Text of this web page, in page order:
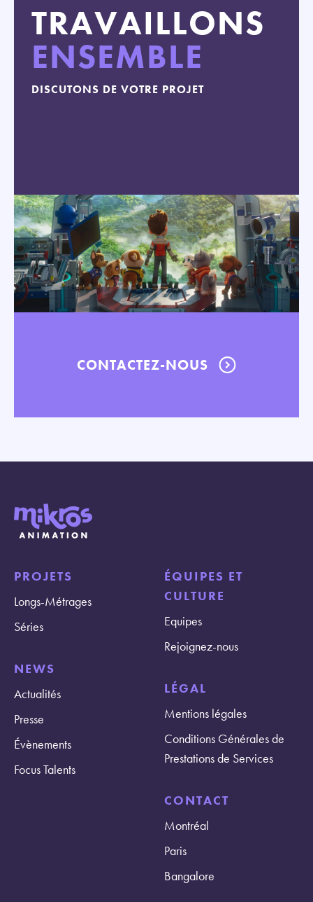
TRAVAILLONS
ENSEMBLE
DISCUTONS DE VOTRE PROJET
CONTACTEZ-NOUS
PROJETS
Longs-Métrages
Séries
NEWS
Actualités
Presse
Évènements
Focus Talents
ÉQUIPES ET
CULTURE
Equipes
Rejoignez-nous
LÉGAL
Mentions légales
Conditions Générales de
Prestations de Services
CONTACT
Montréal
Paris
Bangalore